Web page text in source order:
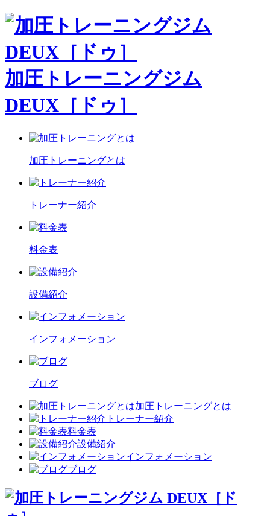
加圧トレーニングジム
DEUX［ドゥ］
加圧トレーニングとは
トレーナー紹介
料金表
設備紹介
インフォメーション
ブログ
加圧トレーニングとは
トレーナー紹介
料金表
設備紹介
インフォメーション
ブログ